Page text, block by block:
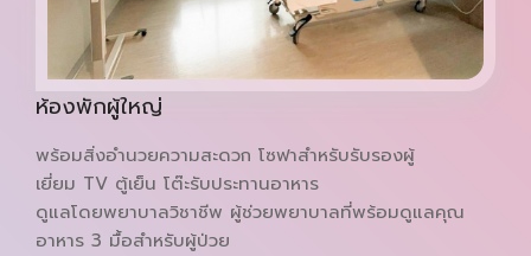
ห้องพักผู้ใหญ่
พร้อมสิ่งอำนวยความสะดวก โซฟาสำหรับรับรองผู้
เยี่ยม TV ตู้เย็น โต๊ะรับประทานอาหาร
ดูแลโดยพยาบาลวิชาชีพ ผู้ช่วยพยาบาลที่พร้อมดูแลคุณ
อาหาร 3 มื้อสำหรับผู้ป่วย